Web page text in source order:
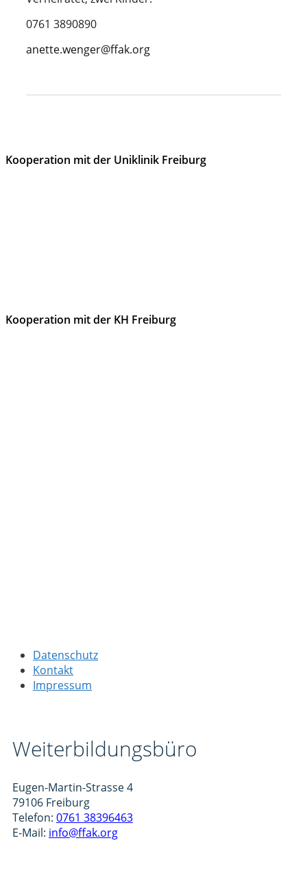
0761 3890890
anette.wenger@ffak.org
Kooperation mit der Uniklinik Freiburg
Kooperation mit der KH Freiburg
Datenschutz
Kontakt
Impressum
Weiterbildungsbüro
Eugen-Martin-Strasse 4
79106 Freiburg
Telefon: 0761 38396463
E-Mail: info@ffak.org